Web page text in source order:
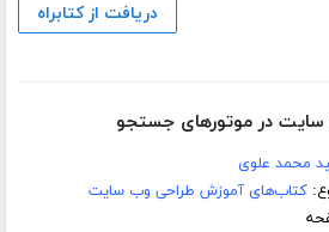
دریافت از کتابراه
سایت در موتورهای جستجو
محمد علوی
کتاب‌های آموزش طراحی وب سایت